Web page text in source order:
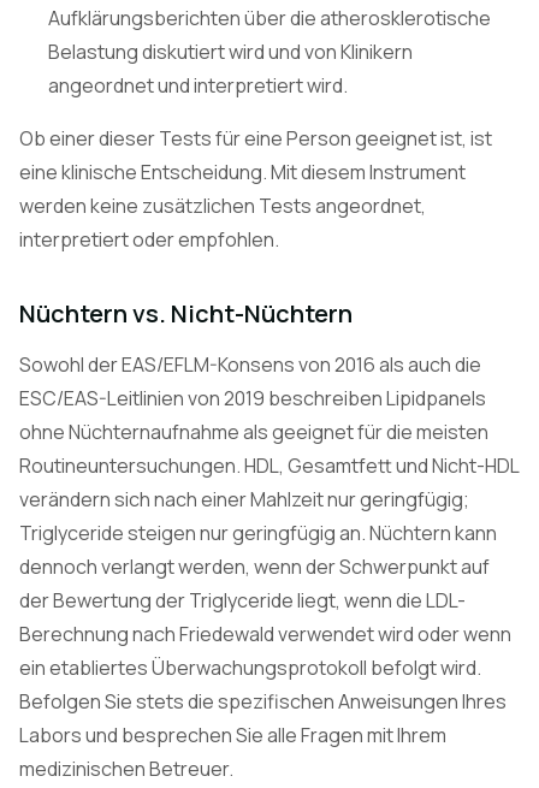
Aufklärungsberichten über die atherosklerotische
Belastung diskutiert wird und von Klinikern
angeordnet und interpretiert wird.
Ob einer dieser Tests für eine Person geeignet ist, ist
eine klinische Entscheidung. Mit diesem Instrument
werden keine zusätzlichen Tests angeordnet,
interpretiert oder empfohlen.
Nüchtern vs. Nicht-Nüchtern
Sowohl der EAS/EFLM-Konsens von 2016 als auch die
ESC/EAS-Leitlinien von 2019 beschreiben Lipidpanels
ohne Nüchternaufnahme als geeignet für die meisten
Routineuntersuchungen. HDL, Gesamtfett und Nicht-HDL
verändern sich nach einer Mahlzeit nur geringfügig;
Triglyceride steigen nur geringfügig an. Nüchtern kann
dennoch verlangt werden, wenn der Schwerpunkt auf
der Bewertung der Triglyceride liegt, wenn die LDL-
Berechnung nach Friedewald verwendet wird oder wenn
ein etabliertes Überwachungsprotokoll befolgt wird.
Befolgen Sie stets die spezifischen Anweisungen Ihres
Labors und besprechen Sie alle Fragen mit Ihrem
medizinischen Betreuer.